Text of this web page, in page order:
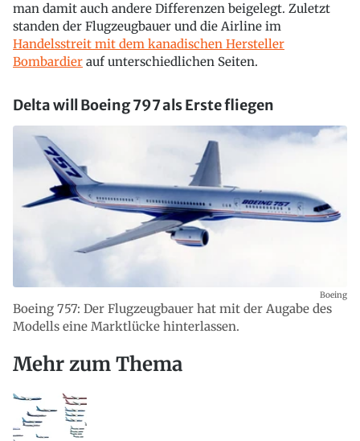
man damit auch andere Differenzen beigelegt. Zuletzt
standen der Flugzeugbauer und die Airline im
Handelsstreit mit dem kanadischen Hersteller
Bombardier auf unterschiedlichen Seiten.
Delta will Boeing 797 als Erste fliegen
Boeing 757: Der Flugzeugbauer hat mit der Augabe des
Modells eine Marktlücke hinterlassen.
Boeing
Mehr zum Thema